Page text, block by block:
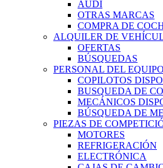
AUDI
OTRAS MARCAS
COMPRA DE
ALQUILER DE
OFERTAS
BÚSQUEDAS
PERSONAL DEL EQUIPO
COPILOTOS
BUSQUEDA DE
MECÁNICOS
BÚSQUEDA DE
PIEZAS DE
MOTORES
REFRIGERACIÓN
ELECTRÓNICA